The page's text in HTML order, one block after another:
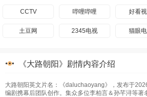
CCTV 哔哩哔哩 好看
土豆网 2345电视 猫眼
《大路朝阳》剧情内容介绍
大路朝阳英文片名：《daluchaoyang》，发布于
编剧携幕后团队创作。集众多位李柏言＆孙芊浔等著